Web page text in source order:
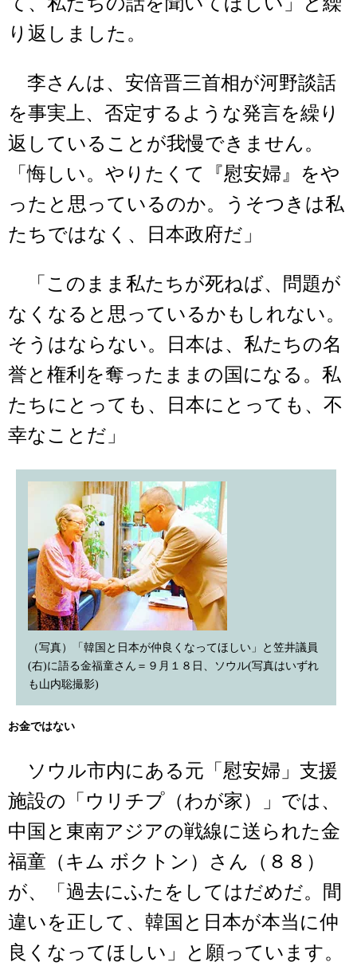
り返しました。
李さんは、安倍晋三首相が河野談話
を事実上、否定するような発言を繰り
返していることが我慢できません。
「悔しい。やりたくて『慰安婦』をや
ったと思っているのか。うそつきは私
たちではなく、日本政府だ」
「このまま私たちが死ねば、問題が
なくなると思っているかもしれない。
そうはならない。日本は、私たちの名
誉と権利を奪ったままの国になる。私
たちにとっても、日本にとっても、不
幸なことだ」
（写真）「韓国と日本が仲良くなってほしい」と笠井議員
(右)に語る金福童さん＝９月１８日、ソウル(写真はいずれ
も山内聡撮影)
お金ではない
ソウル市内にある元「慰安婦」支援
施設の「ウリチプ（わが家）」では、
中国と東南アジアの戦線に送られた金
福童（キム ボクトン）さん（８８）
が、「過去にふたをしてはだめだ。間
違いを正して、韓国と日本が本当に仲
良くなってほしい」と願っています。